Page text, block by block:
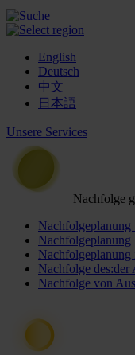
English
Deutsch
中文
日本語
Unsere Services
Nachfolge
Nachfolgeplanung
Nachfolge des:der
Nachfolge von